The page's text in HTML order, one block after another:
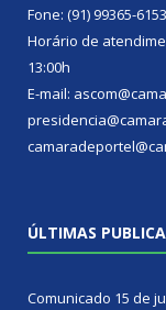
Fone: (91) 99365-6153
Horário de
13:00h
E-mail:
ÚLTIMAS
Comunicado 15 de